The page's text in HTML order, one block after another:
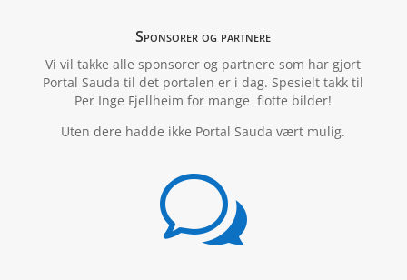
Sponsorer og partnere
Vi vil takke alle sponsorer og partnere som har gjort
Portal Sauda til det portalen er i dag. Spesielt takk til
Per Inge Fjellheim for mange flotte bilder!
Uten dere hadde ikke Portal Sauda vært mulig.
w